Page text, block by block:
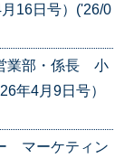
16日号）('26/0
業部・係長 小
年4月9日号）
マーケティン